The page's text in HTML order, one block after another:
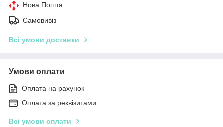
Нова Пошта
Самовивіз
Всі умови доставки
Умови оплати
Оплата на рахунок
Оплата за реквізитами
Всі умови оплати